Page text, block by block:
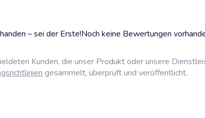
– sei der Erste!Noch keine Bewertungen
Kunden, die unser Produkt oder unsere
gesammelt, überprüft und veröffentlicht.